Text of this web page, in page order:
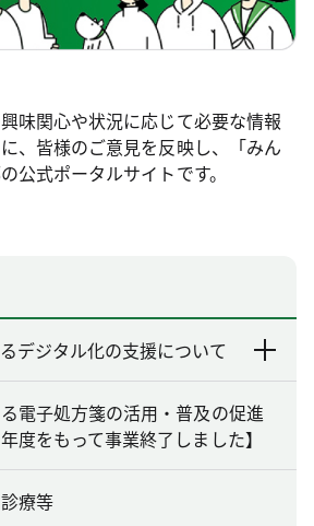
味関心や状況に応じて必要な情報
、皆様のご意見を反映し、「みん
公式ポータルサイトです。
デジタル化の支援について
電子処方箋の活用・普及の促進
をもって事業終了しました】
療等